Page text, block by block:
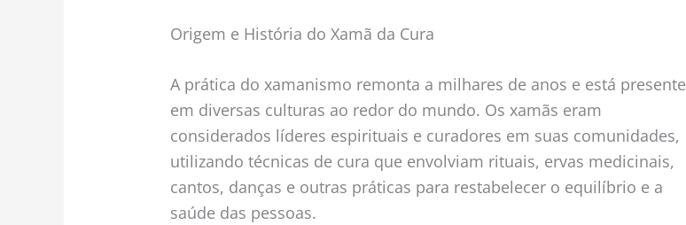
Origem e História do Xamã da Cura
A prática do xamanismo remonta a milhares de anos e está presente
em diversas culturas ao redor do mundo. Os xamãs eram
considerados líderes espirituais e curadores em suas comunidades,
utilizando técnicas de cura que envolviam rituais, ervas medicinais,
cantos, danças e outras práticas para restabelecer o equilíbrio e a
saúde das pessoas.